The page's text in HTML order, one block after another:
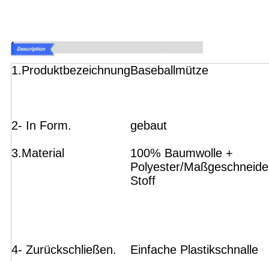
1.ProduktbezeichnungBaseballmütze
2- In Form. gebaut
3.Material
100% Baumwolle +
Polyester/
Stoff
4- Zurückschließen. Einfache Plastikschnalle